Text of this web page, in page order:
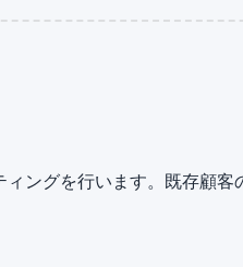
ングを行います。既存顧客